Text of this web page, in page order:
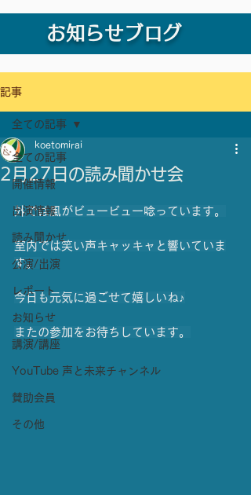
お知らせブログ
記事
全ての記事
開催情報
出演情報
読み聞かせ
公演/出演
レポート
お知らせ
講演/講座
YouTube 声と未来チャンネル
賛助会員
その他
全ての記事
2月27日の読み聞かせ会
koetomirai
外では風がビュービュー唸っています。
室内では笑い声キャッキャと響いていま
す。
今日も元気に過ごせて嬉しいね♪
またの参加をお待ちしています。